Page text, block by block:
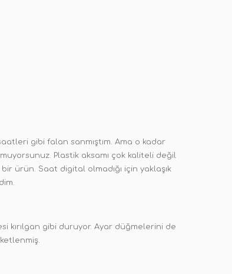
gibi falan sanmıştım. Ama o kadar
Plastik aksamı çok kaliteli değil
ürün. Saat digital olmadığı için yaklaşık
kırılgan gibi duruyor. Ayar düğmelerini de